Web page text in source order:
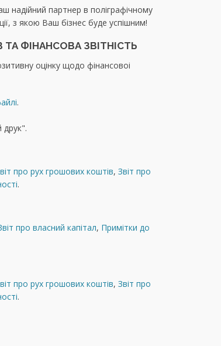
надійний партнер в поліграфічному
з якою Ваш бізнес буде успішним!
ФІНАНСОВА ЗВІТНІСТЬ
оцінку щодо фінансовоі
.
друк".
про рух грошових коштiв, Звіт про
.
про власний капітал, Примітки до
про рух грошових коштiв, Звіт про
.